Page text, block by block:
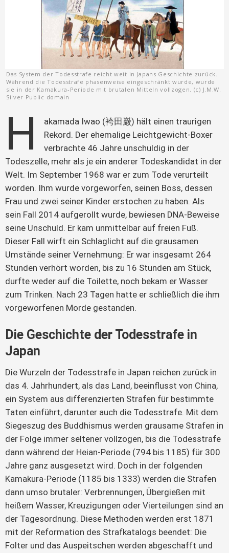
Das System der Todesstrafe reicht weit in Japans Geschichte zurück.
Während die Todesstrafe phasenweise eingeschränkt wurde, wurde
sie in der Kamakura-Periode mit brutalen Mitteln vollzogen. (c) J.M.W.
Silver Public domain
H
akamada Iwao (袴田巌) hält einen traurigen
Rekord. Der ehemalige Leichtgewicht-Boxer
verbrachte 46 Jahre unschuldig in der
Todeszelle, mehr als je ein anderer Todeskandidat in der
Welt. Im September 1968 war er zum Tode verurteilt
worden. Ihm wurde vorgeworfen, seinen Boss, dessen
Frau und zwei seiner Kinder erstochen zu haben. Als
sein Fall 2014 aufgerollt wurde, bewiesen DNA-Beweise
seine Unschuld. Er kam unmittelbar auf freien Fuß.
Dieser Fall wirft ein Schlaglicht auf die grausamen
Umstände seiner Vernehmung: Er war insgesamt 264
Stunden verhört worden, bis zu 16 Stunden am Stück,
durfte weder auf die Toilette, noch bekam er Wasser
zum Trinken. Nach 23 Tagen hatte er schließlich die ihm
vorgeworfenen Morde gestanden.
Die Geschichte der Todesstrafe in
Japan
Die Wurzeln der Todesstrafe in Japan reichen zurück in
das 4. Jahrhundert, als das Land, beeinflusst von China,
ein System aus differenzierten Strafen für bestimmte
Taten einführt, darunter auch die Todesstrafe. Mit dem
Siegeszug des Buddhismus werden grausame Strafen in
der Folge immer seltener vollzogen, bis die Todesstrafe
dann während der Heian-Periode (794 bis 1185) für 300
Jahre ganz ausgesetzt wird. Doch in der folgenden
Kamakura-Periode (1185 bis 1333) werden die Strafen
dann umso brutaler: Verbrennungen, Übergießen mit
heißem Wasser, Kreuzigungen oder Vierteilungen sind an
der Tagesordnung. Diese Methoden werden erst 1871
mit der Reformation des Strafkatalogs beendet: Die
Folter und das Auspeitschen werden abgeschafft und